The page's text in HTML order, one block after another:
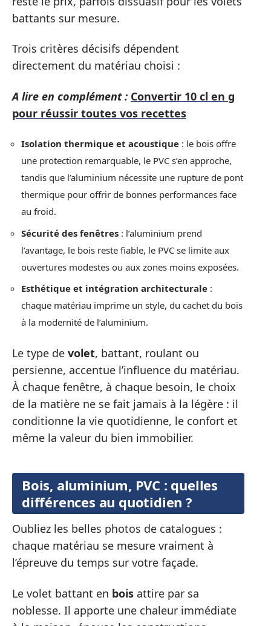
battants sur mesure.
Trois critères décisifs dépendent
directement du matériau choisi :
A lire en complément : Convertir 10 cl en g
pour réussir toutes vos recettes
Isolation thermique et acoustique : le bois offre
une protection remarquable, le PVC s’en approche,
tandis que l’aluminium nécessite une rupture de pont
thermique pour offrir de bonnes performances face
au froid.
Sécurité des fenêtres : l’aluminium prend
l’avantage, le bois reste fiable, le PVC se limite aux
ouvertures modestes ou aux zones moins exposées.
Esthétique et intégration architecturale :
chaque matériau imprime un style, du cachet du bois
à la modernité de l’aluminium.
Le type de volet, battant, roulant ou
persienne, accentue l’influence du matériau.
À chaque fenêtre, à chaque besoin, le choix
de la matière ne se fait jamais à la légère : il
conditionne la vie quotidienne, le confort et
même la valeur du bien immobilier.
Bois, aluminium, PVC : quelles
différences au quotidien ?
Oubliez les belles photos de catalogues :
chaque matériau se mesure vraiment à
l’épreuve du temps sur votre façade.
Le volet battant en bois attire par sa
noblesse. Il apporte une chaleur immédiate